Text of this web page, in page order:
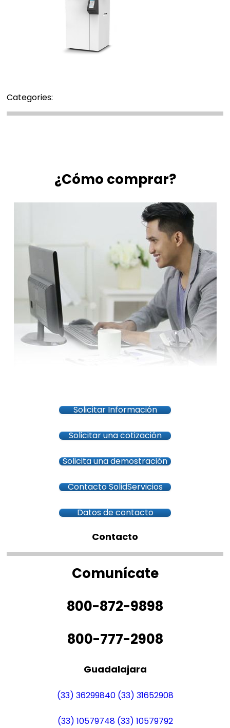
Categories:
¿Cómo comprar?
Solicitar Información
Solicitar una cotización
Solicita una demostración
Contacto SolidServicios
Datos de contacto
Contacto
Comunícate
800-872-9898
800-777-2908
Guadalajara
(33) 36299840 (33) 31652908
(33) 10579748 (33) 10579792